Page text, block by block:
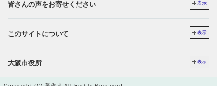
皆さんの声をお寄せください 表示
このサイトについて 表示
大阪市役所 表示